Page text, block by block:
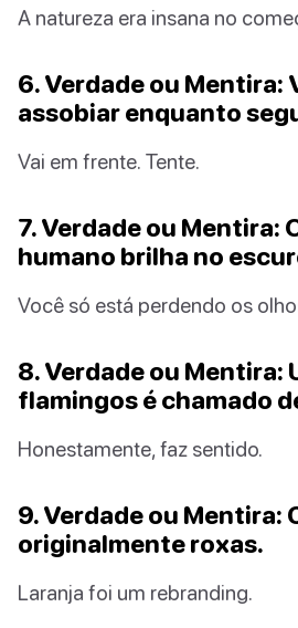
A natureza era insana no
6. Verdade ou Mentira:
assobiar enquanto
Vai em frente. Tente.
7. Verdade ou Mentira:
humano brilha no
Você só está perdendo os
8. Verdade ou Mentira:
flamingos é chamado
Honestamente, faz sentido.
9. Verdade ou Mentira:
originalmente roxas.
Laranja foi um rebranding.